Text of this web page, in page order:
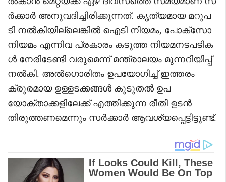
ർക്കാർ അനുവദിച്ചിരിക്കുന്നത്. കൃത്യമായ മറുപ
ടി നൽകിയില്ലെങ്കിൽ ഐടി നിയമം, പോക്സോ
നിയമം എന്നിവ പ്രകാരം കടുത്ത നിയമനടപടിക
ൾ നേരിടേണ്ടി വരുമെന്ന് മന്ത്രാലയം മുന്നറിയിപ്പ്
നൽകി. അൽഗൊരിതം ഉപയോഗിച്ച് ഇത്തരം
ക്രൂരമായ ഉള്ളടക്കങ്ങൾ കൂടുതൽ ഉപ
യോക്താക്കളിലേക്ക് എത്തിക്കുന്ന രീതി ഉടൻ
തിരുത്തണമെന്നും സർക്കാർ ആവശ്യപ്പെട്ടിട്ടുണ്ട്.